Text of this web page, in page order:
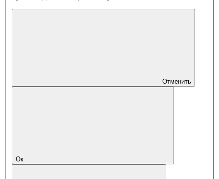
Отменить
Ок